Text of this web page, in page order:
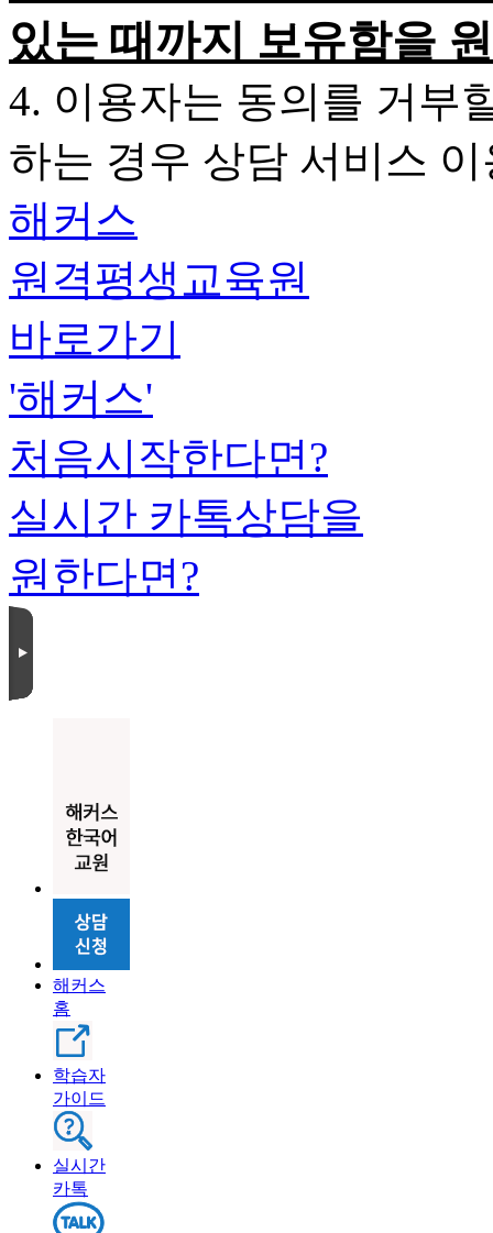
있는 때까지 보유함을
4. 이용자는 동의를 거부
하는 경우 상담 서비스
해커스
원격평생교육원
바로가기
'해커스'
처음시작한다면?
실시간 카톡상담을
원한다면?
해커스
홈
학습자
가이드
실시간
카톡